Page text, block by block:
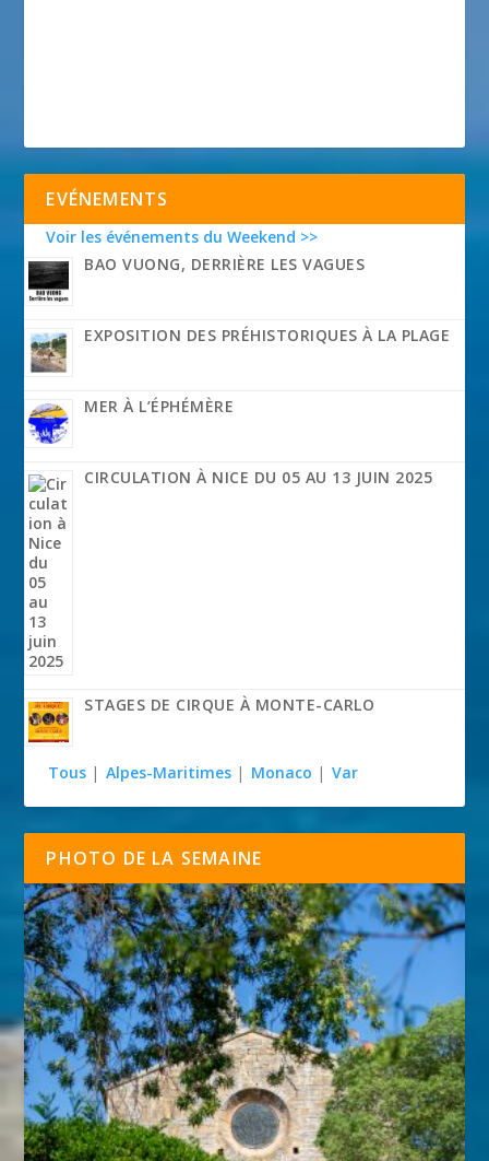
EVÉNEMENTS
Voir les événements du Weekend >>
BAO VUONG, DERRIÈRE LES VAGUES
EXPOSITION DES PRÉHISTORIQUES À LA PLAGE
MER À L’ÉPHÉMÈRE
CIRCULATION À NICE DU 05 AU 13 JUIN 2025
STAGES DE CIRQUE À MONTE-CARLO
Tous | Alpes-Maritimes | Monaco | Var
PHOTO DE LA SEMAINE